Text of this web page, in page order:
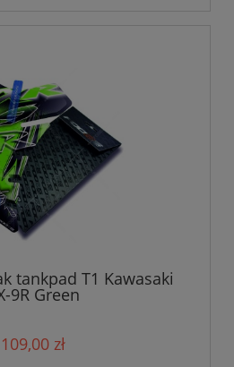
tankpad T1 Kawasaki
9R Green
109,00 zł